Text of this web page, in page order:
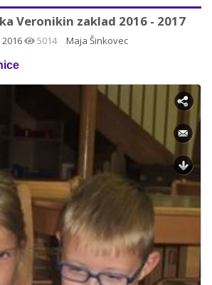
Veronikin zaklad 2016 - 2017
5014 Maja Šinkovec